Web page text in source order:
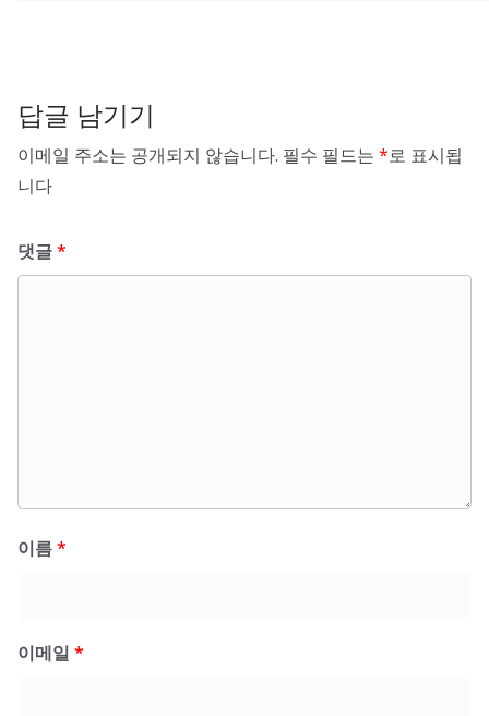
답글 남기기
이메일 주소는 공개되지 않습니다. 필수 필드는 *로 표시됩
니다
댓글*
이름*
이메일 *